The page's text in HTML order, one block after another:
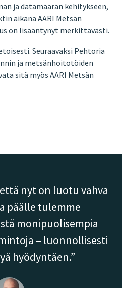
ja datamäärän kehitykseen,
aikana AARI Metsän
on lisääntynyt merkittävästi.
Seuraavaksi Pehtoria
ja metsänhoitotöiden
sitä myös AARI Metsän
nyt on luotu vahva
päälle tulemme
monipuolisempia
– luonnollisesti
hyödyntäen.